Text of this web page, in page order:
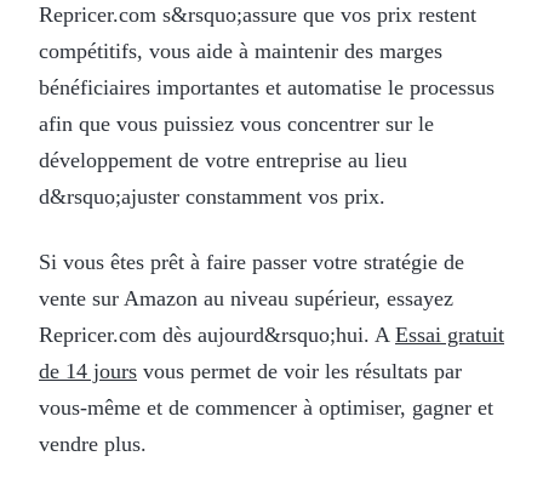
Repricer.com s&rsquo;assure que vos prix restent
compétitifs, vous aide à maintenir des marges
bénéficiaires importantes et automatise le processus
afin que vous puissiez vous concentrer sur le
développement de votre entreprise au lieu
d&rsquo;ajuster constamment vos prix.
Si vous êtes prêt à faire passer votre stratégie de
vente sur Amazon au niveau supérieur, essayez
Repricer.com dès aujourd&rsquo;hui. A Essai gratuit
de 14 jours vous permet de voir les résultats par
vous-même et de commencer à optimiser, gagner et
vendre plus.